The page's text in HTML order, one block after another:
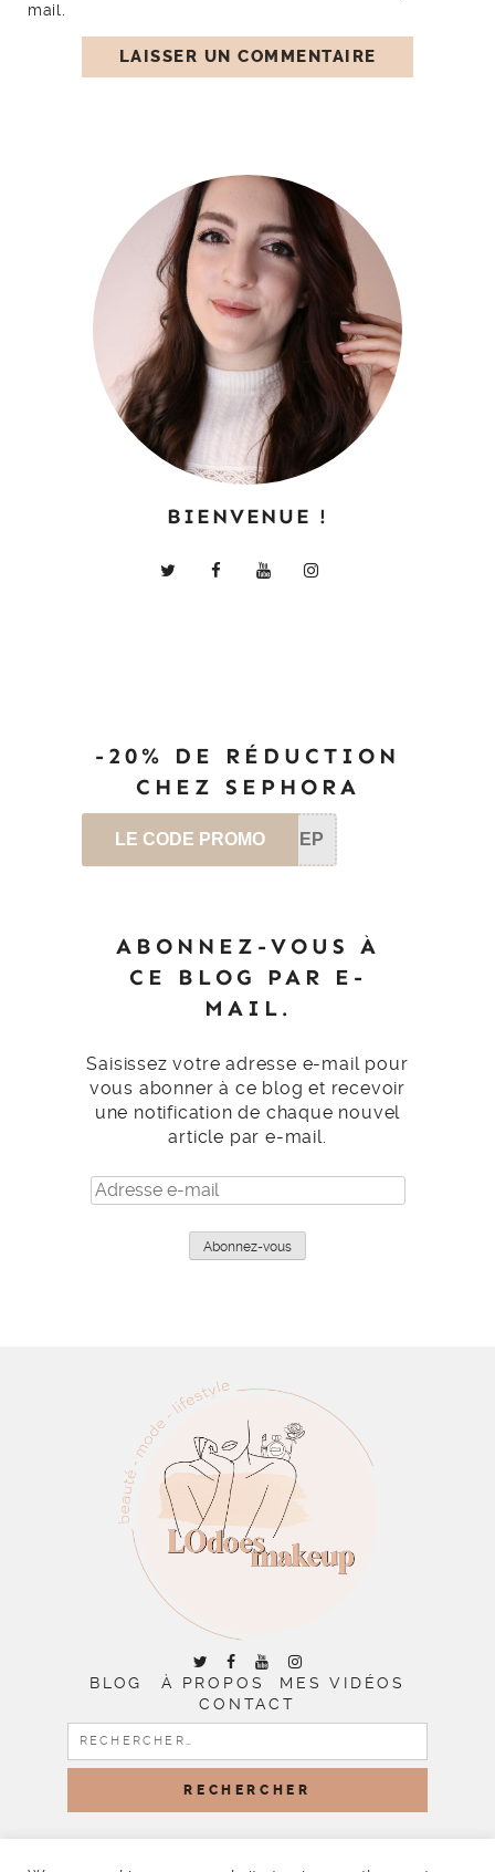
mail.
BIENVENUE !
-20% DE RÉDUCTION
CHEZ SEPHORA
LE CODE PROMO SEP
ABONNEZ-VOUS À
CE BLOG PAR E-
MAIL.
Saisissez votre adresse e-mail pour
vous abonner à ce blog et recevoir
une notification de chaque nouvel
article par e-mail.
Adresse
e-
Abonnez-vous
BLOG À PROPOS
MES VIDÉOS
CONTACT
RECHERCHER :